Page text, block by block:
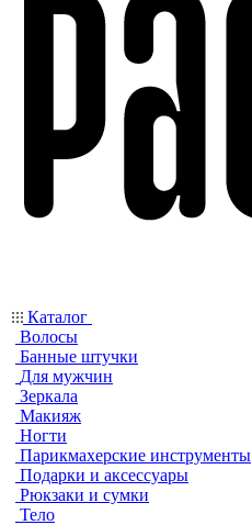
Каталог
Волосы
Банные штучки
Для мужчин
Зеркала
Макияж
Ногти
Парикмахерские инструменты
Подарки и аксессуары
Рюкзаки и сумки
Тело